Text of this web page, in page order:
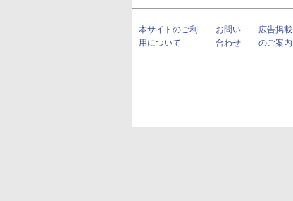
本サイトのご利
用について
お問い
合わせ
広告掲載
のご案内